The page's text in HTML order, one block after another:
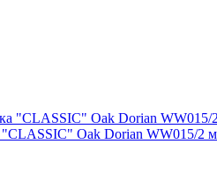
"CLASSIC" Oak Dorian WW015/2